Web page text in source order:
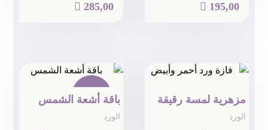
 195,00
 285,00
مزهرية لمسة رقيقة
الورد
تخفيض!
باقة أشعة الشمس
الورد